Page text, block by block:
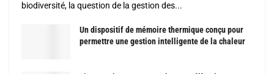
biodiversité, la question de la gestion des...
Un dispositif de mémoire thermique conçu pour
permettre une gestion intelligente de la chaleur